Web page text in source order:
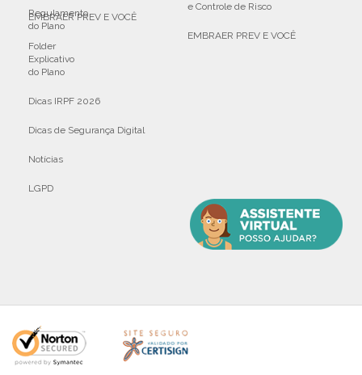
Regulamento
do Plano
e Controle de Risco
EMBRAER PREV E VOCÊ
EMBRAER PREV E VOCÊ
Folder
Explicativo
do Plano
Dicas IRPF 2026
Dicas de Segurança Digital
Notícias
LGPD